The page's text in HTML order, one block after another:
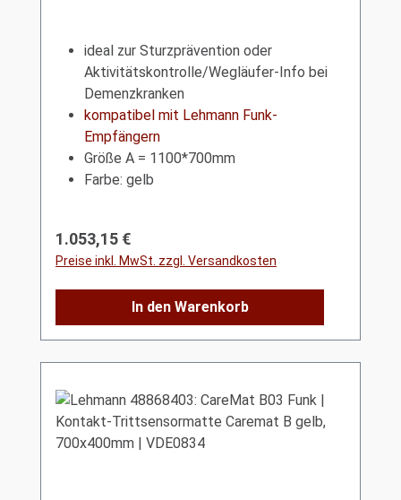
ideal zur Sturzprävention oder
Aktivitätskontrolle/Wegläufer-Info bei
Demenzkranken
kompatibel mit Lehmann Funk-
Empfängern
Größe A = 1100*700mm
Farbe: gelb
Regulärer Preis:
1.053,15 €
Preise inkl. MwSt. zzgl. Versandkosten
In den Warenkorb